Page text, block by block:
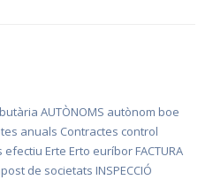
AUTÒNOMS autònom boe
anuals Contractes control
efectiu Erte Erto euríbor FACTURA
de societats INSPECCIÓ